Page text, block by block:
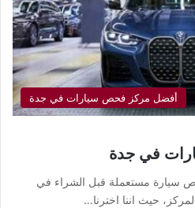
أفضل مركز فحص سيارات في جدة
في جدة
سيارة مستعملة قبل الشراء في
حيث اننا اخترنا…